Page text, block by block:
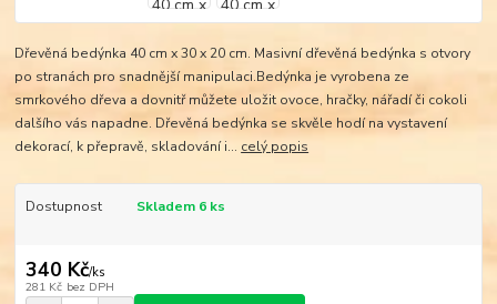
Dřevěná bedýnka 40 cm x 30 x 20 cm. Masivní dřevěná bedýnka s otvory
po stranách pro snadnější manipulaci.Bedýnka je vyrobena ze
smrkového dřeva a dovnitř můžete uložit ovoce, hračky, nářadí či cokoli
dalšího vás napadne. Dřevěná bedýnka se skvěle hodí na vystavení
dekorací, k přepravě, skladování i... celý popis
Dostupnost Skladem 6 ks
340 Kč/ks
281 Kč bez DPH